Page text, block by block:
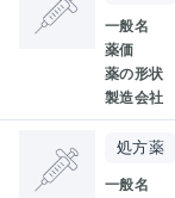
一般名
薬価
薬の形状
製造会社
処方薬
一般名